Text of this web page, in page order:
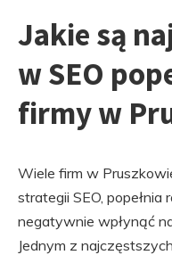
Jakie są
w SEO
firmy w
Wiele firm w
strategii SEO, popełnia
negatywnie wpłynąć
Jednym z